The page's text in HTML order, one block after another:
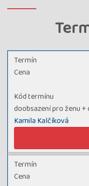
Termín
doobsazení pro ženu
Kamila Kalčíková
Kód termínu
Cena
Termín
Cena